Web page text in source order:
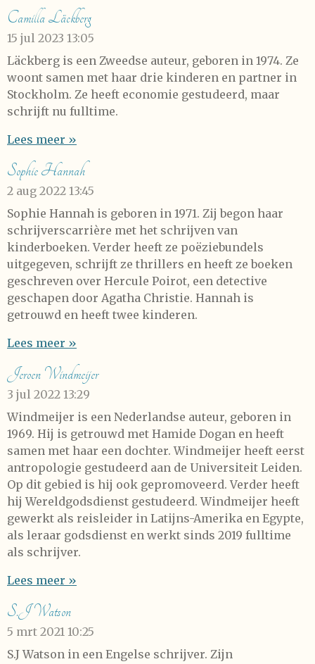
Camilla Läckberg
15 jul 2023 13:05
Läckberg is een Zweedse auteur, geboren in 1974. Ze
woont samen met haar drie kinderen en partner in
Stockholm. Ze heeft economie gestudeerd, maar
schrijft nu fulltime.
Lees meer »
Sophie Hannah
2 aug 2022 13:45
Sophie Hannah is geboren in 1971. Zij begon haar
schrijverscarrière met het schrijven van
kinderboeken. Verder heeft ze poëziebundels
uitgegeven, schrijft ze thrillers en heeft ze boeken
geschreven over Hercule Poirot, een detective
geschapen door Agatha Christie. Hannah is
getrouwd en heeft twee kinderen.
Lees meer »
Jeroen Windmeijer
3 jul 2022 13:29
Windmeijer is een Nederlandse auteur, geboren in
1969. Hij is getrouwd met Hamide Dogan en heeft
samen met haar een dochter. Windmeijer heeft eerst
antropologie gestudeerd aan de Universiteit Leiden.
Op dit gebied is hij ook gepromoveerd. Verder heeft
hij Wereldgodsdienst gestudeerd. Windmeijer heeft
gewerkt als reisleider in Latijns-Amerika en Egypte,
als leraar godsdienst en werkt sinds 2019 fulltime
als schrijver.
Lees meer »
S.J Watson
5 mrt 2021 10:25
S.J Watson in een Engelse schrijver. Zijn